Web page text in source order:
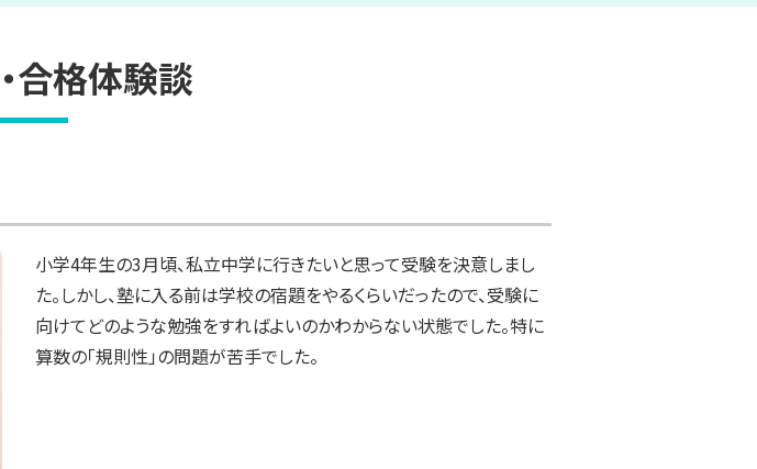
合格体験談
小学4年生の3月頃、私立中学に行きたいと思って受験を決意しまし
た。しかし、塾に入る前は学校の宿題をやるくらいだったので、受験に
向けてどのような勉強をすればよいのかわからない状態でした。特に
算数の「規則性」の問題が苦手でした。